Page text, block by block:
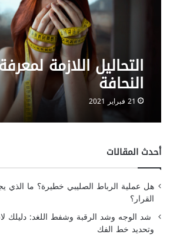
التحاليل اللازمة
النحافة
21 فبراير 2021
أحدث المقالات
هل عملية الرباط الصليبي خطيرة؟ ما الذي
القرار؟
شد الوجه وشد الرقبة وشفط اللغد: دليلك
وتحديد خط الفك